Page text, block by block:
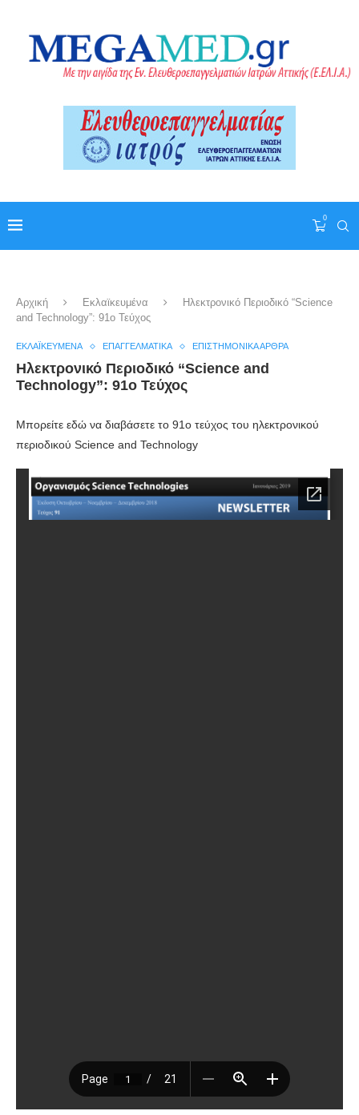
0
Αρχική Εκλαϊκευμένα
Ηλεκτρονικό Περιοδικό “Science
and Technology”: 91o Τεύχος
ΕΚΛΑΪΚΕΥΜΈΝΑ ΕΠΑΓΓΕΛΜΑΤΙΚΆ ΕΠΙΣΤΗΜΟΝΙΚΆ ΆΡΘΡΑ
Ηλεκτρονικό Περιοδικό “Science and
Technology”: 91o Τεύχος
Μπορείτε εδώ να διαβάσετε το 91ο τεύχος του ηλεκτρονικού
περιοδικού Science and Technology